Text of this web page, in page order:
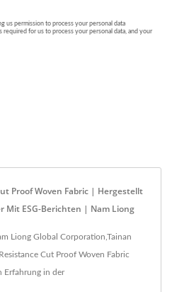
Proof Woven Fabric | Hergestellt
ESG-Berichten | Nam Liong
Liong Global Corporation,Tainan
Cut Proof Woven Fabric
Erfahrung in der